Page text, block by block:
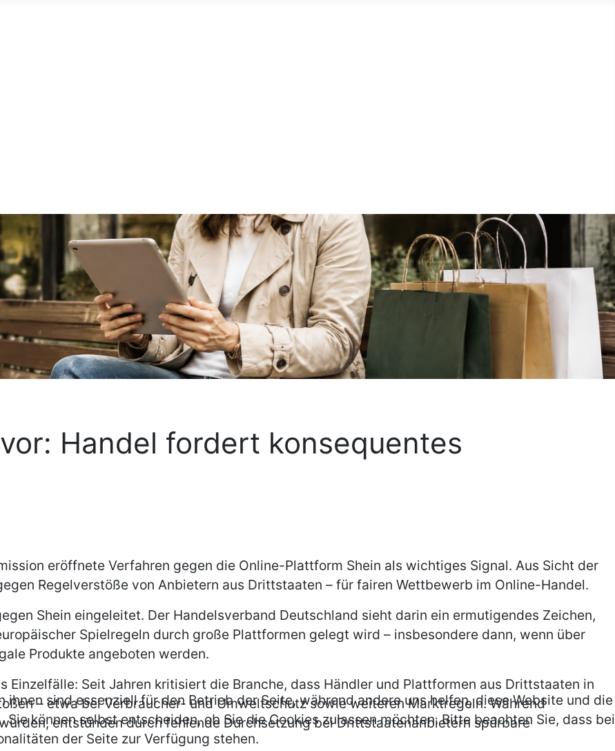
Handel fordert konsequentes
eröffnete Verfahren gegen die Online-Plattform Shein als wichtiges Signal. Aus Sicht der
Regelverstöße von Anbietern aus Drittstaaten – für fairen Wettbewerb im Online-Handel.
Shein eingeleitet. Der Handelsverband Deutschland sieht darin ein ermutigendes Zeichen,
Spielregeln durch große Plattformen gelegt wird – insbesondere dann, wenn über
Produkte angeboten werden.
Einzelfälle: Seit Jahren kritisiert die Branche, dass Händler und Plattformen aus Drittstaaten in
– etwa bei Verbraucher- und Umweltschutz sowie weiteren Marktregeln. Während
entstünden durch fehlende Durchsetzung bei Drittstaatenanbietern spürbare
ihnen sind essenziell für den Betrieb der Seite, während andere uns helfen, diese Website und die
können selbst entscheiden, ob Sie die Cookies zulassen möchten. Bitte beachten Sie, dass bei
der Seite zur Verfügung stehen.